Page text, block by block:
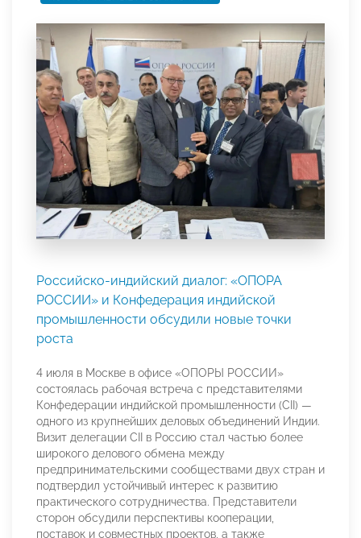
Российско-индийский диалог: «ОПОРА
РОССИИ» и Конфедерация индийской
промышленности обсудили новые точки
роста
4 июля в Москве в офисе «ОПОРЫ РОССИИ»
состоялась рабочая встреча с представителями
Конфедерации индийской промышленности (CII) —
одного из крупнейших деловых объединений Индии.
Визит делегации CII в Россию стал частью более
широкого делового обмена между
предпринимательскими сообществами двух стран и
подтвердил устойчивый интерес к развитию
практического сотрудничества. Представители
сторон обсудили перспективы кооперации,
поставок и совместных проектов, а также